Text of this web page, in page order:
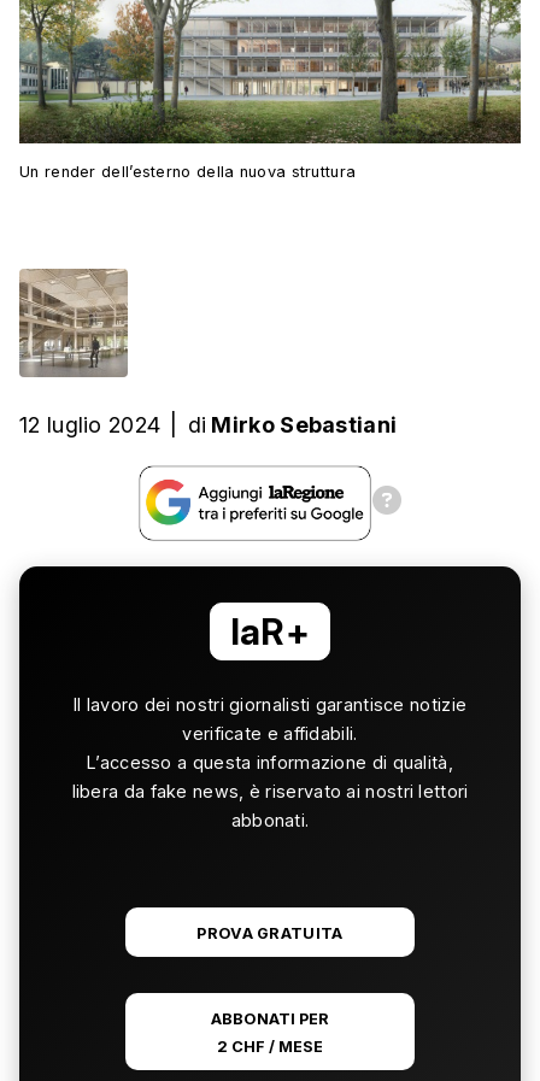
Un render dell’esterno della nuova struttura
12 luglio 2024 di Mirko Sebastiani
laR+
Il lavoro dei nostri giornalisti garantisce notizie
verificate e affidabili.
L’accesso a questa informazione di qualità,
libera da fake news, è riservato ai nostri lettori
abbonati.
PROVA GRATUITA
ABBONATI PER
2 CHF / MESE